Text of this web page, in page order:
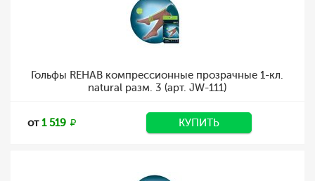
Гольфы REHAB компрессионные прозрачные 1-кл.
natural разм. 3 (арт. JW-111)
от1 519 КУПИТЬ